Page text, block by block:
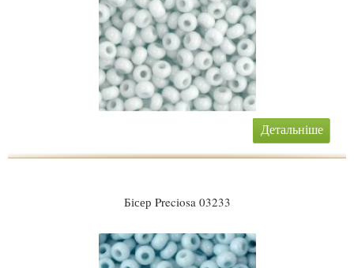
Детальніше
Бісер Preciosa 03233